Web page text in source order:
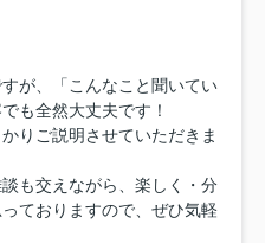
が、「こんなこと聞いてい
も全然大丈夫です！
りご説明させていただきま
も交えながら、楽しく・分
ておりますので、ぜひ気軽